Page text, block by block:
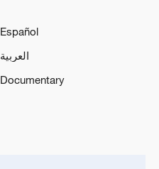
Español
العربية
Documentary